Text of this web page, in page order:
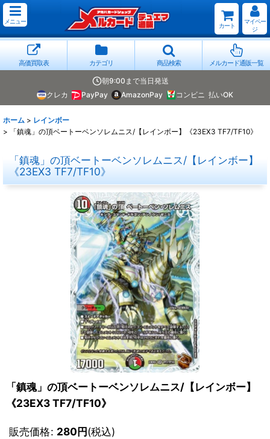
メニュー
カート
マイペー
ジ
高価買取表 カテゴリ 商品検索 メルカード通販一覧
朝9:00まで当日発送
クレカ
PayPay AmazonPay コンビニ 払いOK
ホーム > レインボー
>
「鎮魂」の頂ベートーベンソレムニス/【レインボー】《23EX3 TF7/TF10》
「鎮魂」の頂ベートーベンソレムニス/【レインボー】
《23EX3 TF7/TF10》
「鎮魂」の頂ベートーベンソレムニス/【レインボー】
《23EX3 TF7/TF10》
販売価格: 280円(税込)